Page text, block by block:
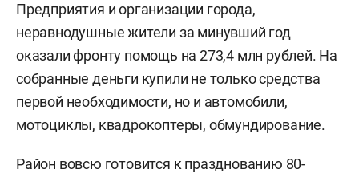
Предприятия и организации города,
неравнодушные жители за минувший год
оказали фронту помощь на 273,4 млн рублей. На
собранные деньги купили не только средства
первой необходимости, но и автомобили,
мотоциклы, квадрокоптеры, обмундирование.
Район вовсю готовится к празднованию 80-